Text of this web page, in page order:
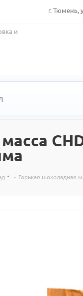
г. Тюмень,
и
- Горькая шоколадная